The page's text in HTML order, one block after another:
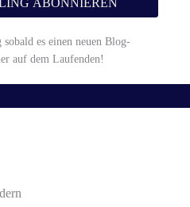
es einen neuen Blog-
auf dem Laufenden!